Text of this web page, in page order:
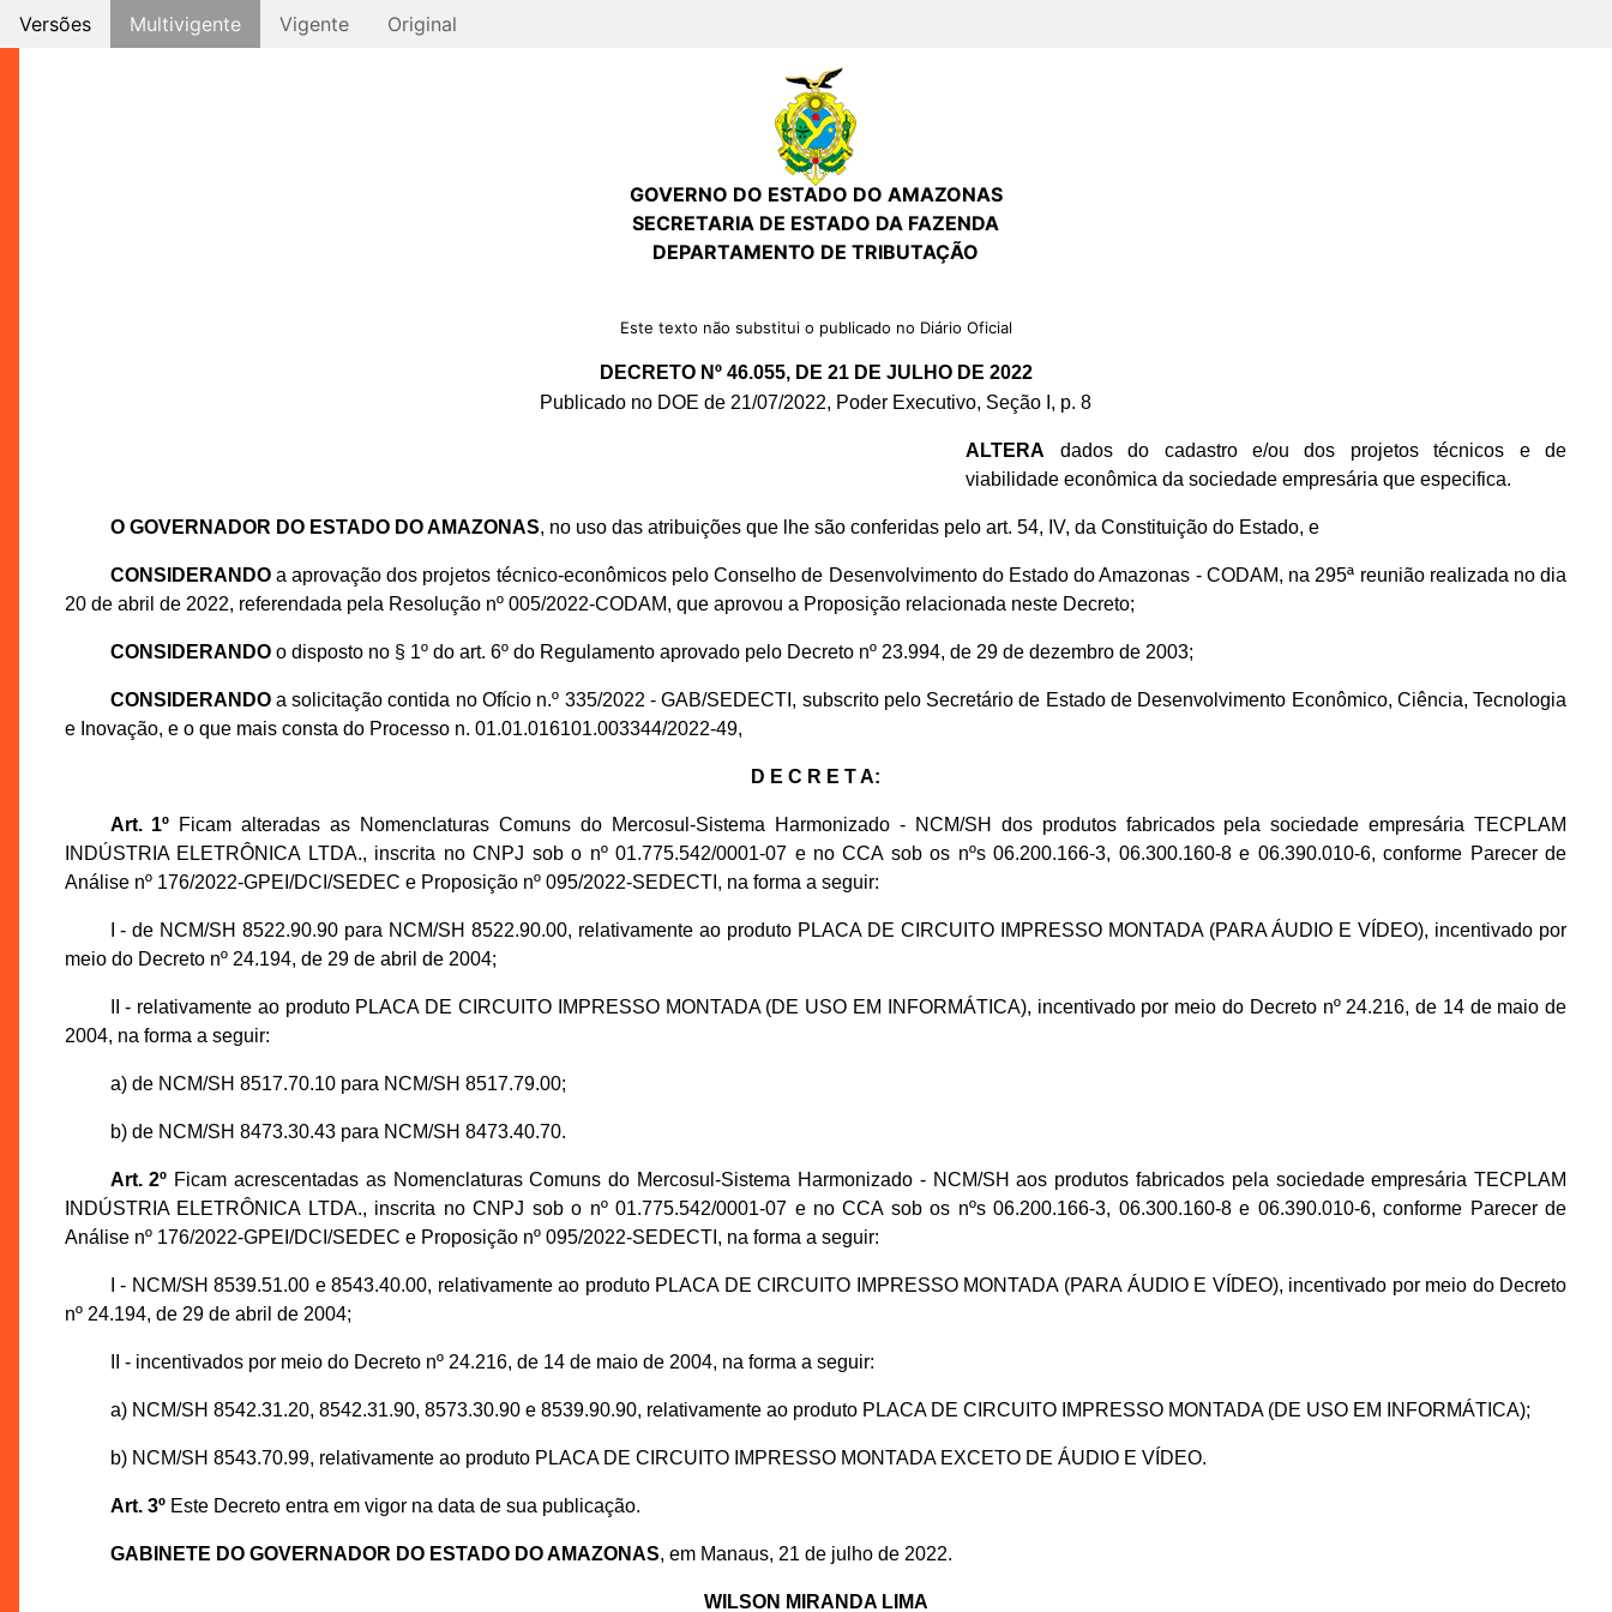
Versões Multivigente Vigente Original
GOVERNO DO ESTADO DO AMAZONAS
SECRETARIA DE ESTADO DA FAZENDA
DEPARTAMENTO DE TRIBUTAÇÃO
Este texto não substitui o publicado no Diário Oficial
DECRETO Nº 46.055, DE 21 DE JULHO DE 2022
Publicado no DOE de 21/07/2022, Poder Executivo, Seção I, p. 8
ALTERA dados do cadastro e/ou dos projetos técnicos e de
viabilidade econômica da sociedade empresária que especifica.
O GOVERNADOR DO ESTADO DO AMAZONAS, no uso das atribuições que lhe são conferidas pelo art. 54, IV, da Constituição do Estado, e
CONSIDERANDOa aprovação dos projetos técnico-econômicos pelo Conselho de Desenvolvimento do Estado do Amazonas - CODAM, na 295ª reunião realizada no dia
20 de abril de 2022, referendada pela Resolução nº 005/2022-CODAM, que aprovou a Proposição relacionada neste Decreto;
CONSIDERANDOo disposto no § 1º do art. 6º do Regulamento aprovado pelo Decreto nº 23.994, de 29 de dezembro de 2003;
CONSIDERANDOa solicitação contida no Ofício n.º 335/2022 - GAB/SEDECTI, subscrito pelo Secretário de Estado de Desenvolvimento Econômico, Ciência, Tecnologia
e Inovação, e o que mais consta do Processo n. 01.01.016101.003344/2022-49,
D E C R E T A:
Art. 1º Ficam alteradas as Nomenclaturas Comuns do Mercosul-Sistema Harmonizado - NCM/SH dos produtos fabricados pela sociedade empresária TECPLAM
INDÚSTRIA ELETRÔNICA LTDA., inscrita no CNPJ sob o nº 01.775.542/0001-07 e no CCA sob os nºs 06.200.166-3, 06.300.160-8 e 06.390.010-6, conforme Parecer de
Análise nº 176/2022-GPEI/DCI/SEDEC e Proposição nº 095/2022-SEDECTI, na forma a seguir:
I - de NCM/SH 8522.90.90 para NCM/SH 8522.90.00, relativamente ao produto PLACA DE CIRCUITO IMPRESSO MONTADA (PARA ÁUDIO E VÍDEO), incentivado por
meio do Decreto nº 24.194, de 29 de abril de 2004;
II - relativamente ao produto PLACA DE CIRCUITO IMPRESSO MONTADA (DE USO EM INFORMÁTICA), incentivado por meio do Decreto nº 24.216, de 14 de maio de
2004, na forma a seguir:
a) de NCM/SH 8517.70.10 para NCM/SH 8517.79.00;
b) de NCM/SH 8473.30.43 para NCM/SH 8473.40.70.
Art. 2º Ficam acrescentadas as Nomenclaturas Comuns do Mercosul-Sistema Harmonizado - NCM/SH aos produtos fabricados pela sociedade empresária TECPLAM
INDÚSTRIA ELETRÔNICA LTDA., inscrita no CNPJ sob o nº 01.775.542/0001-07 e no CCA sob os nºs 06.200.166-3, 06.300.160-8 e 06.390.010-6, conforme Parecer de
Análise nº 176/2022-GPEI/DCI/SEDEC e Proposição nº 095/2022-SEDECTI, na forma a seguir:
I - NCM/SH 8539.51.00 e 8543.40.00, relativamente ao produto PLACA DE CIRCUITO IMPRESSO MONTADA (PARA ÁUDIO E VÍDEO), incentivado por meio do Decreto
nº 24.194, de 29 de abril de 2004;
II - incentivados por meio do Decreto nº 24.216, de 14 de maio de 2004, na forma a seguir:
a) NCM/SH 8542.31.20, 8542.31.90, 8573.30.90 e 8539.90.90, relativamente ao produto PLACA DE CIRCUITO IMPRESSO MONTADA (DE USO EM INFORMÁTICA);
b) NCM/SH 8543.70.99, relativamente ao produto PLACA DE CIRCUITO IMPRESSO MONTADA EXCETO DE ÁUDIO E VÍDEO.
Art. 3ºEste Decreto entra em vigor na data de sua publicação.
GABINETE DO GOVERNADOR DO ESTADO DO AMAZONAS, em Manaus, 21 de julho de 2022.
WILSON MIRANDA LIMA